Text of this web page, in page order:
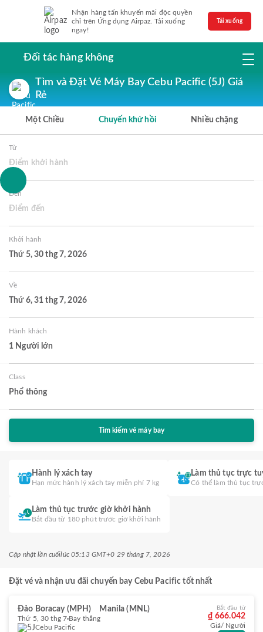
Nhận hàng tấn khuyến mãi độc quyền
chỉ trên Ứng dụng Airpaz. Tải xuống
ngay!
Tải xuống
Đối tác hàng không
Tìm và Đặt Vé Máy Bay Cebu Pacific (5J) Giá
Rẻ
Một Chiều Chuyến khứ hồi Nhiều chặng
Từ
Điểm khởi hành
Đến
Điểm đến
Khởi hành
Thứ 5, 30 thg 7, 2026
Về
Thứ 6, 31 thg 7, 2026
Hành khách
1 Người lớn
Class
Phổ thông
Tìm kiếm vé máy bay
Hành lý xách tay
Hạn mức hành lý xách tay miễn phí 7 kg
Làm thủ tục trực
Có thể làm thủ tục
Làm thủ tục trước giờ khởi hành
Bắt đầu từ 180 phút trước giờ khởi hành
Cập nhật lần cuốilúc 05:13 GMT+0 29 tháng 7, 2026
Đặt vé và nhận ưu đãi chuyến bay Cebu Pacific tốt nhất
Đảo Boracay (MPH) Manila (MNL)
Thứ 5, 30 thg 7 Bay thẳng
Cebu Pacific
Bắt đầu từ
₫ 666.042
Giá/ Người